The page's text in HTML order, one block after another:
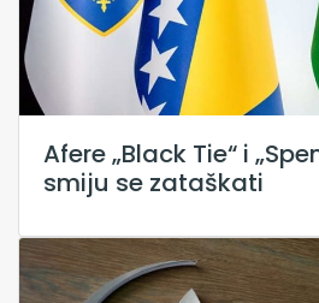
Afere „Black Tie“ i
smiju se zataškati